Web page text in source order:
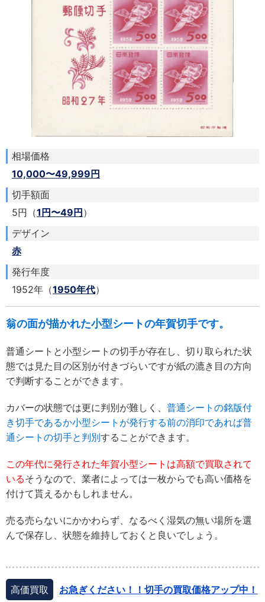
相場価格
10,000〜49,999円
切手額面
5円（1円〜49円 ）
デザイン
赤
発行年度
1952年（1950年代）
翁の面が描かれた小型シートの年賀切手です。
普通シートと小型シートの切手が存在し、切り取られた状
態では見た目の区別が付きづらいですが紙の漉き目の方向
で判断することができます。
カバーの状態では更に判別が難しく、 普通シートの銘版付
き切手であるか小型シートが発行する前の消印であれば普
通シートの切手と判別することができます。
この年代に発行された年賀小型シートは高額で買取されて
いるそうなので、業者によっては一枚からでも高い価格を
付けて貰えるかもしれません。
売る売らないにかかわらず、なるべく湿気の無い場所を選
んで保存し、状態を維持しておくと良いでしょう。
高価買取
お急ぎください！！切手の買取価格アップ中！